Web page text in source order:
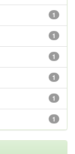
1
1
1
1
1
1